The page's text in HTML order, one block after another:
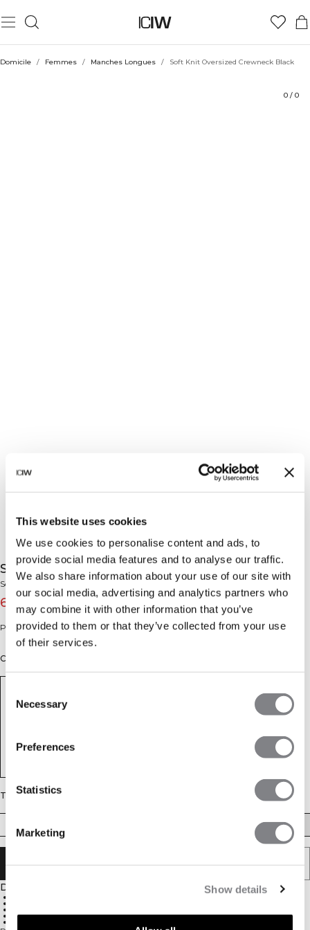
This website uses cookies
We use cookies to personalise content and ads, to
provide social media features and to analyse our traffic.
We also share information about your use of our site with
our social media, advertising and analytics partners who
may combine it with other information that you’ve
provided to them or that they’ve collected from your use
of their services.
Selection
Necessary
Preferences
Statistics
Marketing
Show details
Domicile / Femmes / Manches Longues / Soft Knit Oversized Crewneck Black
0 / 0
Soft Knit Oversized Crewneck Black
Soft Knit Collection
62€ (-30%)
Pull ras du cou en maille confortable. Coupe oversize.
Couleur: Black
Taille
XXL
AJOUTER AU PANIER
Description
Relaxed fit